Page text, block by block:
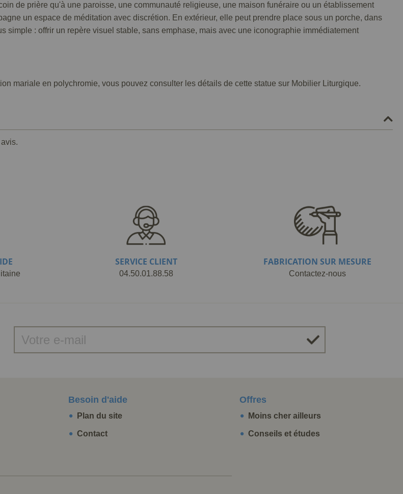
de prière qu'à une paroisse, une communauté religieuse, une maison funéraire ou un établissement
un espace de méditation avec discrétion. En extérieur, elle peut prendre place sous un porche, dans
simple : offrir un repère visuel stable, sans emphase, mais avec une iconographie immédiatement
mariale en polychromie, vous pouvez consulter les détails de cette statue sur Mobilier Liturgique.
SERVICE CLIENT
04.50.01.88.58
FABRICATION SUR MESURE
Contactez-nous
Besoin d'aide
Plan du site
Contact
Offres
Moins cher ailleurs
Conseils et études